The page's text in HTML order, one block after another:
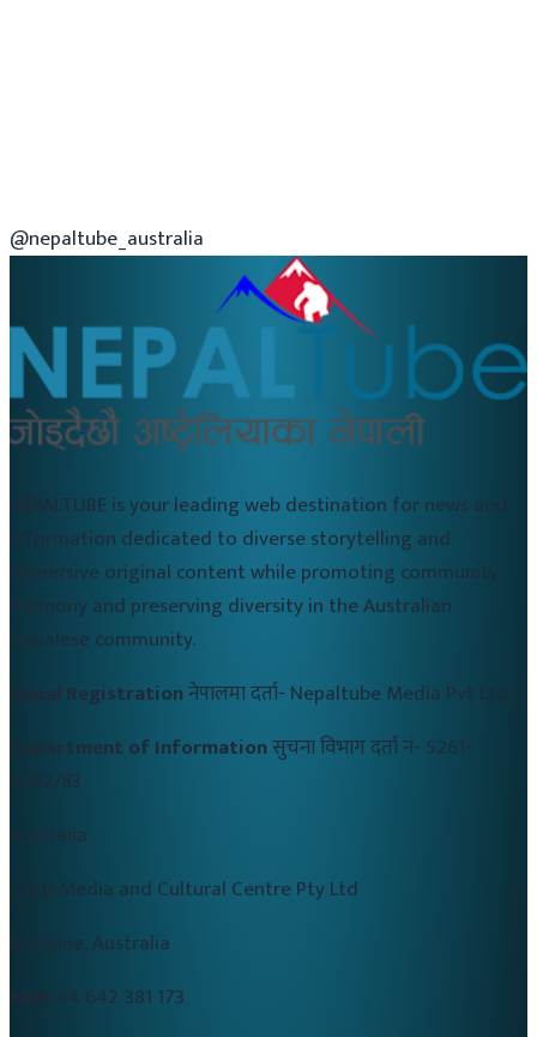
@nepaltube_australia
NEPALTUBE is your leading web destination for news and
information dedicated to diverse storytelling and
immersive original content while promoting community
harmony and preserving diversity in the Australian
Nepalese community.
Nepal Registrationनेपालमा दर्ता- Nepaltube Media Pvt Ltd
Department of Informationसुचना विभाग दर्ता नं- 5261-
2082/83
Australia
CALD Media and Cultural Centre Pty Ltd
Brisbane, Australia
84 642 381 173